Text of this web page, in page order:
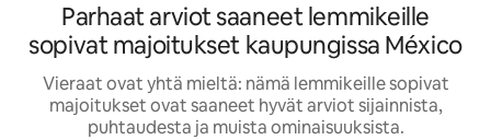
Parhaat arviot saaneet lemmikeille
sopivat majoitukset kaupungissa México
Vieraat ovat yhtä mieltä: nämä lemmikeille sopivat
majoitukset ovat saaneet hyvät arviot sijainnista,
puhtaudesta ja muista ominaisuuksista.